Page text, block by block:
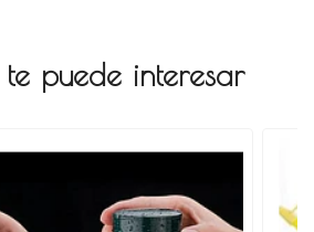
te puede interesar